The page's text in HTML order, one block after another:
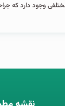
وجود دارد که